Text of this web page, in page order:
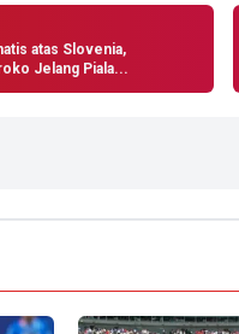
atas Slovenia,
Jelang Piala...